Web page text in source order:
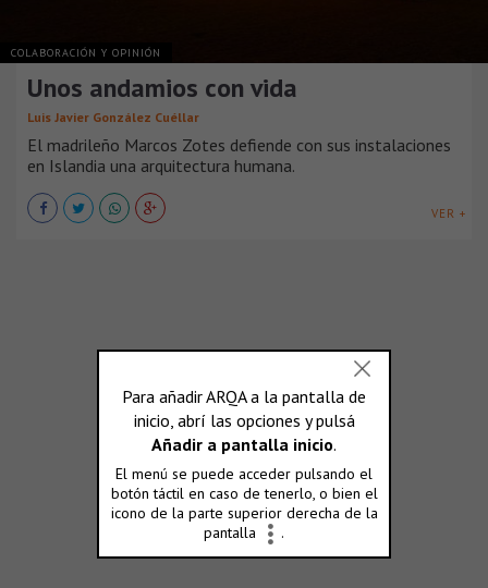
COLABORACIÓN Y OPINIÓN
Unos andamios con vida
Luis Javier González Cuéllar
El madrileño Marcos Zotes defiende con sus instalaciones
en Islandia una arquitectura humana.
VER +